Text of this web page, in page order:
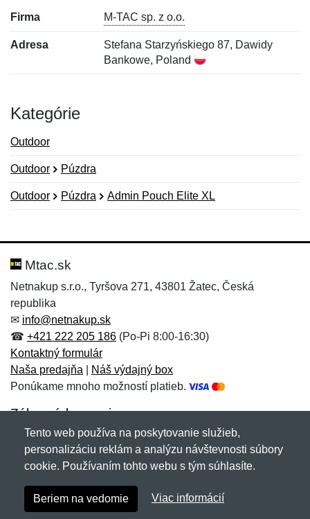
Firma M-TAC sp. z o.o.
Adresa
Stefana Starzyńskiego 87, Dawidy
Bankowe, Poland
Kategórie
Outdoor
Outdoor Púzdra
Outdoor Púzdra Admin Pouch Elite XL
Hodnotenie:
Meno:*
E-mail:
Správa*
Meno:
E-mail:*
Správa*
Mtac.sk
Netnakup s.r.o., Tyršova 271, 43801 Žatec, Česká
republika
✉ info@netnakup.sk
☎ +421 222 205 186 (Po-Pi 8:00-16:30)
Kontaktný formulár
Naša predajňa
Náš výdajný box
Ponúkame mnoho možností platieb.
Zákaznícky servis
Novinky emailom
Copyright © 2007-2026 (19 rokov s vami)Netnakup.sk
NetIQ. Všetky práva vyhradené.
Tento web používa na poskytovanie služieb,
personalizáciu reklám a analýzu návštevnosti súbory
cookie. Používaním tohto webu s tým súhlasíte.
Beriem na vedomie Viac informácií